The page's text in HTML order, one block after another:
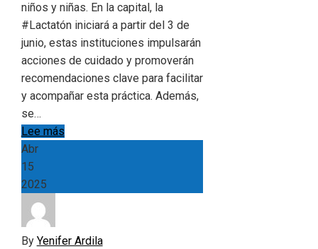
niños y niñas. En la capital, la
#Lactatón iniciará a partir del 3 de
junio, estas instituciones impulsarán
acciones de cuidado y promoverán
recomendaciones clave para facilitar
y acompañar esta práctica. Además,
se…
Lee más
Abr
15
2025
By Yenifer Ardila